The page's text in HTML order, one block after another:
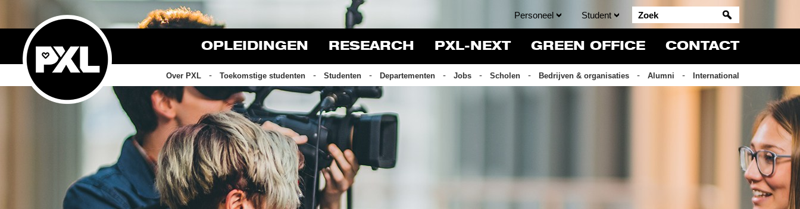
Personeel Student
OPLEIDINGEN RESEARCH PXL-NEXT GREEN OFFICE CONTACT
Over PXL Toekomstige studenten Studenten Departementen Jobs Scholen Bedrijven & organisaties Alumni International